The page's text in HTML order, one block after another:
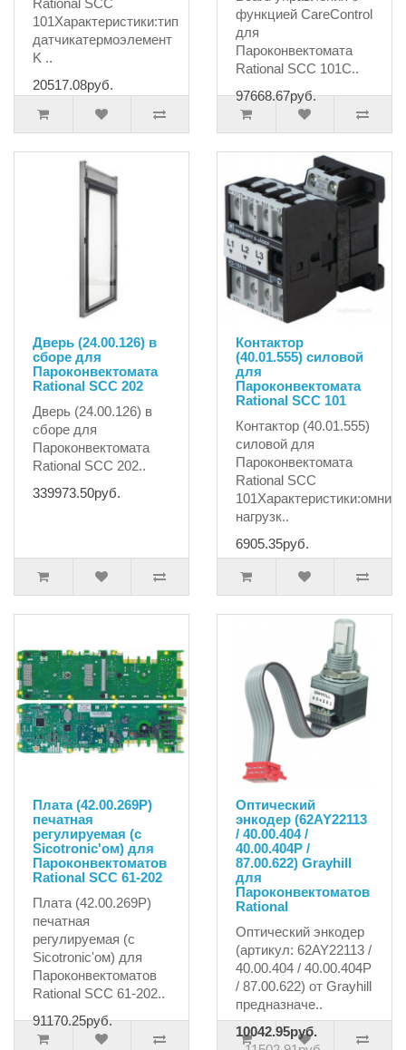
Rational SCC
101Характеристики:тип
датчикатермоэлемент
K ..
20517.08руб.
функцией CareControl
для
Пароконвектомата
Rational SCC 101С..
97668.67руб.
Дверь (24.00.126) в
сборе для
Пароконвектомата
Rational SCC 202
Дверь (24.00.126) в
сборе для
Пароконвектомата
Rational SCC 202..
339973.50руб.
Контактор
(40.01.555) силовой
для
Пароконвектомата
Rational SCC 101
Контактор (40.01.555)
силовой для
Пароконвектомата
Rational SCC
нагрузк..
6905.35руб.
Плата (42.00.269P)
печатная
регулируемая (с
Sicotronic'ом) для
Пароконвектоматов
Rational SCC 61-202
Плата (42.00.269P)
печатная
регулируемая (с
Sicotronic'ом) для
Пароконвектоматов
Rational SCC 61-202..
91170.25руб.
Оптический
энкодер (62AY22113
/ 40.00.404 /
40.00.404P /
87.00.622) Grayhill
для
Пароконвектоматов
Rational
Оптический энкодер
(артикул: 62AY22113 /
40.00.404 / 40.00.404P
/ 87.00.622) от Grayhill
предназначе..
10042.95руб.